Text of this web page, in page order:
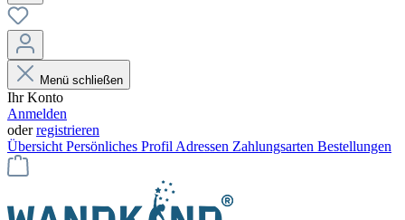
Menü schließen
Ihr Konto
Anmelden
oderregistrieren
Übersicht Persönliches Profil Adressen Zahlungsarten Bestellungen